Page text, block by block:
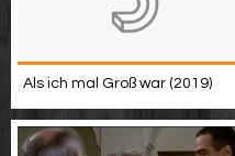
Als ich mal Groß war (2019)